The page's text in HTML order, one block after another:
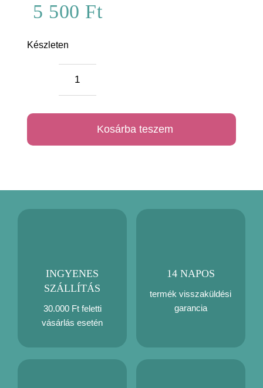
5 500 Ft
Készleten
párnaKosárba teszem
INGYENES
SZÁLLÍTÁS
30.000 Ft feletti
vásárlás esetén
14 NAPOS
termék visszaküldési
garancia